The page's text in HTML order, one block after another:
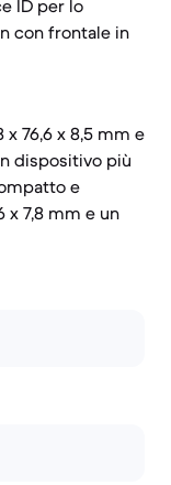
ID per lo
con frontale in
x 76,6 x 8,5 mm e
dispositivo più
e
x 7,8 mm e un